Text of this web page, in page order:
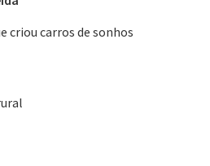
criou carros de sonhos